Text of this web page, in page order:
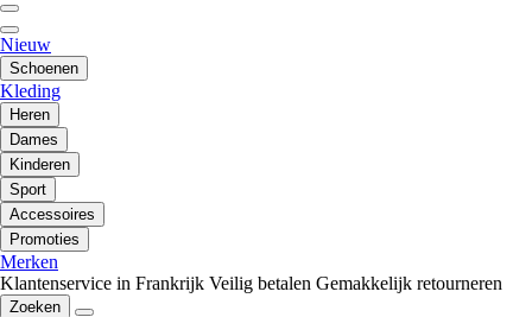
Nieuw
Schoenen
Kleding
Heren
Dames
Kinderen
Sport
Accessoires
Promoties
Merken
Klantenservice in Frankrijk Veilig betalen Gemakkelijk retourneren
Zoeken